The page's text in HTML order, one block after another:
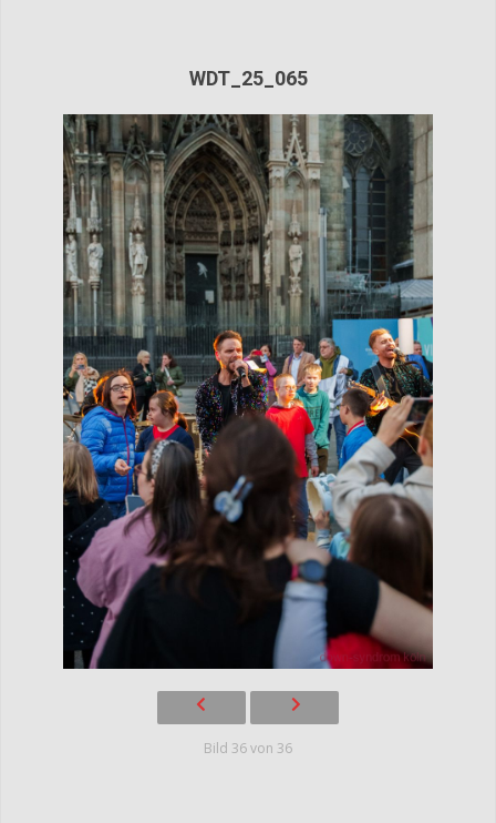
WDT_25_065
Bild 36 von 36